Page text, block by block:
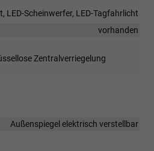
LED-Scheinwerfer, LED-Tagfahrlicht
vorhanden
Zentralverriegelung
Außenspiegel elektrisch verstellbar